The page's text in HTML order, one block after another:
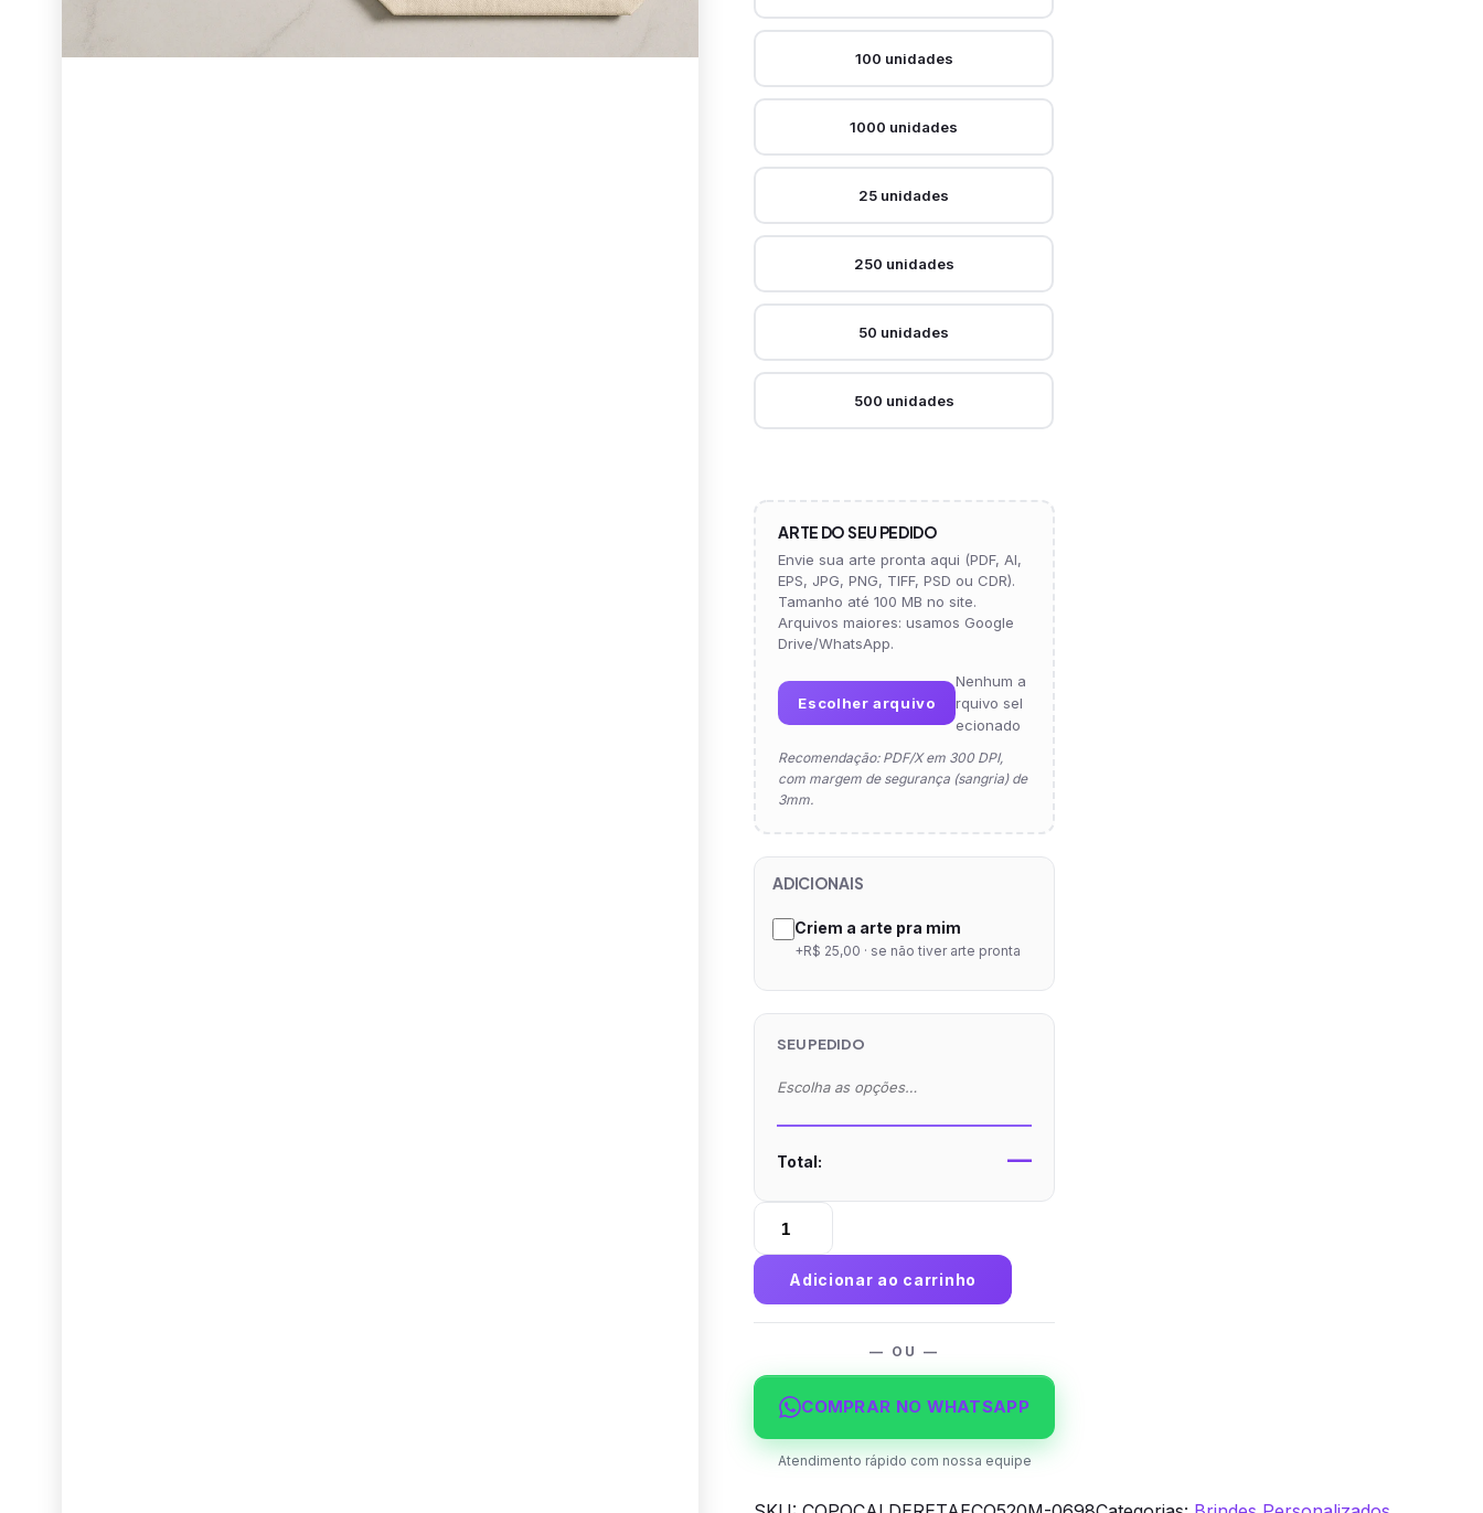
100 unidades
1000 unidades
25 unidades
250 unidades
50 unidades
500 unidades
ARTE DO SEU PEDIDO
Envie sua arte pronta aqui (PDF, AI,
EPS, JPG, PNG, TIFF, PSD ou CDR).
Tamanho até 100 MB no site.
Arquivos maiores: usamos Google
Drive/WhatsApp.
Escolher arquivo
Nenhum a
rquivo sel
ecionado
Recomendação: PDF/X em 300 DPI,
com margem de segurança (sangria) de
3mm.
ADICIONAIS
Criem a arte pra mim
+R$ 25,00 · se não tiver arte pronta
SEU PEDIDO
Escolha as opções…
Total: —
Copo
Caldereta
Eco
520ml
-
Colorida
quantidade
Adicionar ao carrinho
— OU —
COMPRAR NO WHATSAPP
Atendimento rápido com nossa equipe